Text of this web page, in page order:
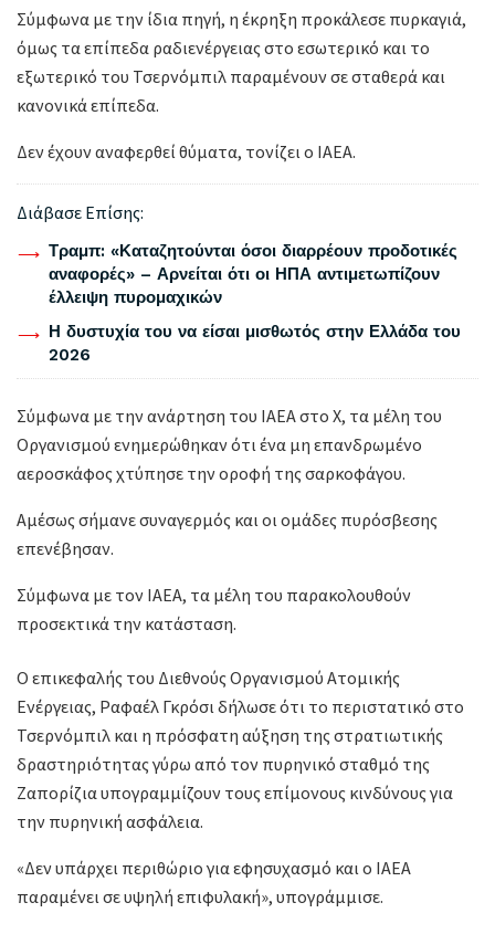
Σύμφωνα με την ίδια πηγή, η έκρηξη προκάλεσε πυρκαγιά,
όμως τα επίπεδα ραδιενέργειας στο εσωτερικό και το
εξωτερικό του Τσερνόμπιλ παραμένουν σε σταθερά και
κανονικά επίπεδα.
Δεν έχουν αναφερθεί θύματα, τονίζει ο ΙΑΕΑ.
Διάβασε Επίσης:
Τραμπ: «Καταζητούνται όσοι διαρρέουν προδοτικές
αναφορές» – Αρνείται ότι οι ΗΠΑ αντιμετωπίζουν
έλλειψη πυρομαχικών
Η δυστυχία του να είσαι μισθωτός στην Ελλάδα του
2026
Σύμφωνα με την ανάρτηση του IAEA στο Χ, τα μέλη του
Οργανισμού ενημερώθηκαν ότι ένα μη επανδρωμένο
αεροσκάφος χτύπησε την οροφή της σαρκοφάγου.
Αμέσως σήμανε συναγερμός και οι ομάδες πυρόσβεσης
επενέβησαν.
Σύμφωνα με τον IAEA, τα μέλη του παρακολουθούν
προσεκτικά την κατάσταση.
Ο επικεφαλής του Διεθνούς Οργανισμού Ατομικής
Ενέργειας, Ραφαέλ Γκρόσι δήλωσε ότι το περιστατικό στο
Τσερνόμπιλ και η πρόσφατη αύξηση της στρατιωτικής
δραστηριότητας γύρω από τον πυρηνικό σταθμό της
Ζαπορίζια υπογραμμίζουν τους επίμονους κινδύνους για
την πυρηνική ασφάλεια.
«Δεν υπάρχει περιθώριο για εφησυχασμό και ο IAEA
παραμένει σε υψηλή επιφυλακή», υπογράμμισε.